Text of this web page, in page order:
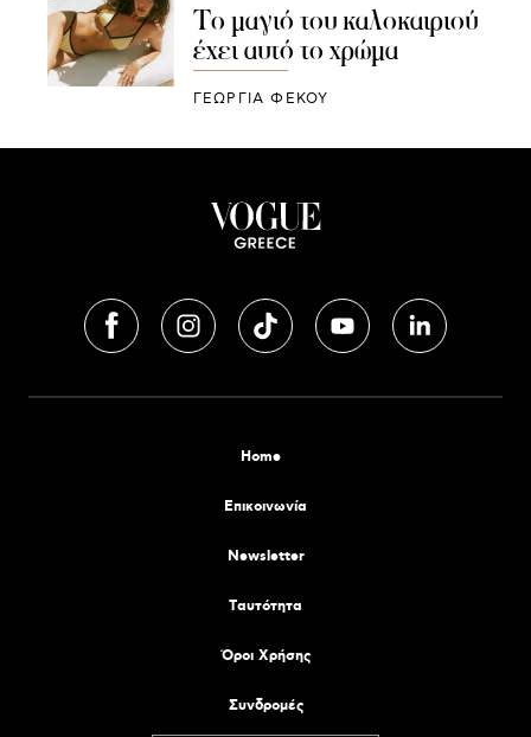
Το μαγιό του καλοκαιριού
έχει αυτό το χρώμα
ΓΕΩΡΓΙΑ ΦΕΚΟΥ
Home
Επικοινωνία
Newsletter
Tαυτότητα
Όροι Χρήσης
Συνδρομές